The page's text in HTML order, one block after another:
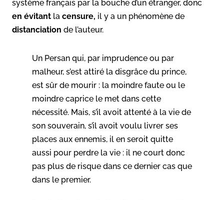
système français par la bouche d’un étranger, donc
en évitant la censure, il y a un phénomène de
distanciation de l’auteur.
Un Persan qui, par imprudence ou par
malheur, s’est attiré la disgrâce du prince,
est sûr de mourir : la moindre faute ou le
moindre caprice le met dans cette
nécessité. Mais, s’il avoit attenté à la vie de
son souverain, s’il avoit voulu livrer ses
places aux ennemis, il en seroit quitte
aussi pour perdre la vie : il ne court donc
pas plus de risque dans ce dernier cas que
dans le premier.